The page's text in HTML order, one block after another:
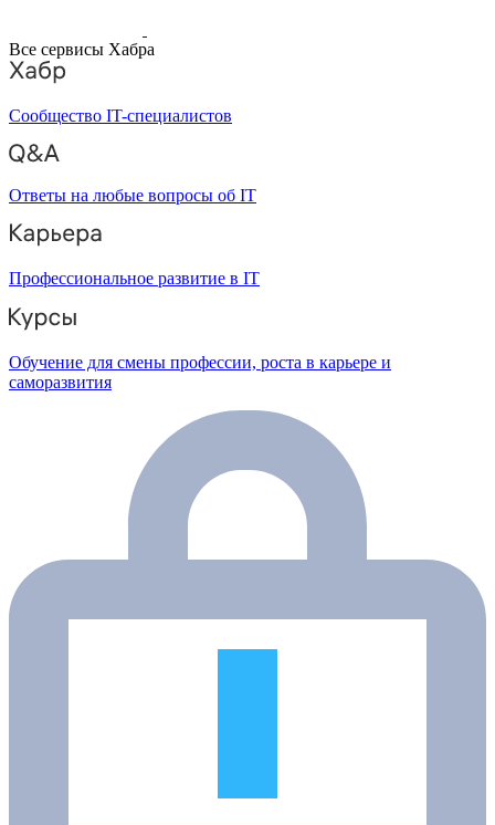
Все сервисы Хабра
Сообщество IT-специалистов
Ответы на любые вопросы об IT
Профессиональное развитие в IT
Обучение для смены профессии, роста в карьере и
саморазвития